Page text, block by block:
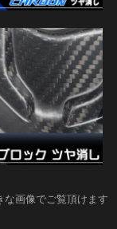
な画像でご覧頂けます